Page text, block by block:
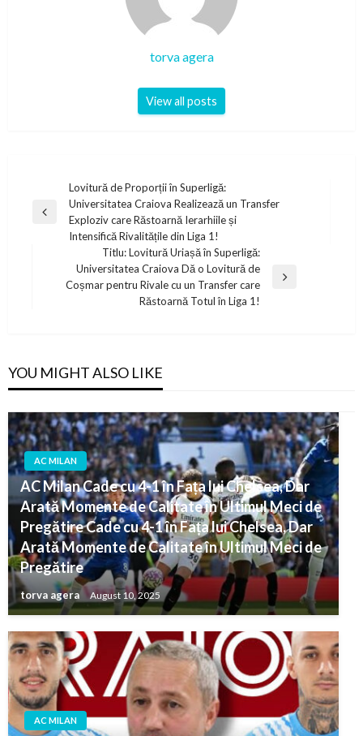
torva agera
View all posts
navigation
Previous
Lovitură de Proporții în Superligă:
Universitatea Craiova Realizează un Transfer
Exploziv care Răstoarnă Ierarhiile și
Intensifică Rivalitățile din Liga 1!
Next
Titlu: Lovitură Uriașă în Superligă:
Universitatea Craiova Dă o Lovitură de
Coșmar pentru Rivale cu un Transfer care
Răstoarnă Totul în Liga 1!
YOU MIGHT ALSO LIKE
AC MILAN
AC Milan Cade cu 4-1 în Fața lui Chelsea, Dar
Arată Momente de Calitate în Ultimul Meci de
Pregătire Cade cu 4-1 în Fața lui Chelsea, Dar
Arată Momente de Calitate în Ultimul Meci de
Pregătire
torva agera August 10, 2025
AC MILAN